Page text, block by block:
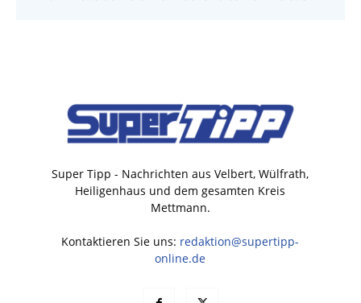
Super Tipp - Nachrichten aus Velbert, Wülfrath,
Heiligenhaus und dem gesamten Kreis
Mettmann.
Kontaktieren Sie uns: redaktion@supertipp-
online.de